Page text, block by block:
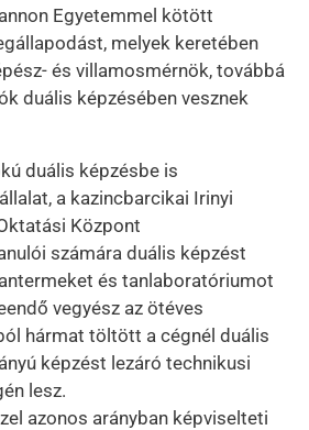
Egyetemmel kötött
melyek keretében
és villamosmérnök, továbbá
duális képzésében vesznek
duális képzésbe is
a kazincbarcikai Irinyi
Központ
számára duális képzést
és tanlaboratóriumot
vegyész az ötéves
hármat töltött a cégnél duális
képzést lezáró technikusi
lesz.
azonos arányban képviselteti